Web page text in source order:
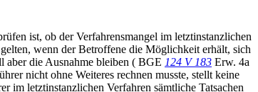
ist, ob der Verfahrensmangel im letztinstanzlichen
wenn der Betroffene die Möglichkeit erhält, sich
aber die Ausnahme bleiben ( BGE 124 V 183 Erw. 4a
nicht ohne Weiteres rechnen musste, stellt keine
im letztinstanzlichen Verfahren sämtliche Tatsachen